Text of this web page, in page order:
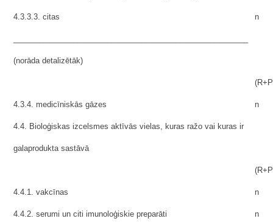
4.3.3.3. citas n
(norāda detalizētāk)
4.3.4. medicīniskās gāzes n
4.4. Bioloģiskas izcelsmes aktīvās vielas, kuras ražo vai kuras ir
galaprodukta sastāvā
4.4.1. vakcīnas n
4.4.2. serumi un citi imunoloģiskie preparāti n